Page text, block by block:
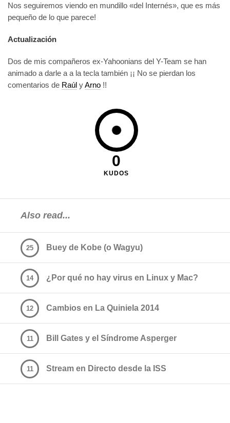
Nos seguiremos viendo en mundillo «del Internés», que es más
pequeño de lo que parece!
Actualización
Dos de mis compañeros ex-Yahoonians del Y-Team se han
animado a darle a a la tecla también ¡¡ No se pierdan los
comentarios de Raúl yArno !!
0
KUDOS
Also read...
Buey de Kobe (o Wagyu)
25
¿Por qué no hay virus en Linux y Mac?
14
Cambios en La Quiniela 2014
12
Bill Gates y el Síndrome Asperger
11
Stream en Directo desde la ISS
11